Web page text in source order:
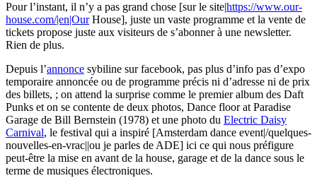
Pour l’instant, il n’y a pas grand chose [sur le site|https://www.our-
house.com/|en|OurHouse], juste un vaste programme et la vente de
tickets propose juste aux visiteurs de s’abonner à une newsletter.
Rien de plus.
Depuis l’annonce sybiline sur facebook, pas plus d’info pas d’expo
temporaire annoncée ou de programme précis ni d’adresse ni de prix
des billets, ; on attend la surprise comme le premier album des Daft
Punks et on se contente de deux photos, Dance floor at Paradise
Garage de Bill Bernstein (1978) et une photo du Electric Daisy
Carnival, le festival qui a inspiré [Amsterdam dance event|/quelques-
nouvelles-en-vrac||ou je parles de ADE] ici ce qui nous préfigure
peut-être la mise en avant de la house, garage et de la dance sous le
terme de musiques électroniques.